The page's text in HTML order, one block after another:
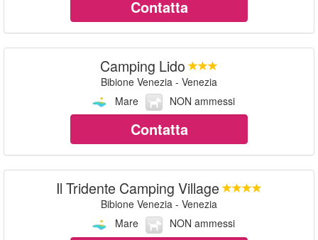
Contatta
Camping Lido
Bibione Venezia - Venezia
Mare
NON ammessi
Contatta
Il Tridente Camping Village
Bibione Venezia - Venezia
Mare
NON ammessi